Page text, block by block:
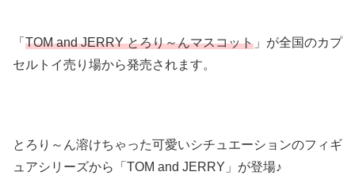
「 TOM and JERRY とろり～んマスコット 」が全国のカプ
セルトイ売り場から発売されます。
とろり～ん溶けちゃった可愛いシチュエーションのフィギ
ュアシリーズから「TOM and JERRY」が登場♪